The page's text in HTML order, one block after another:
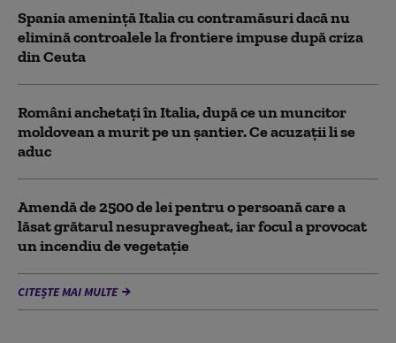
Spania ameninţă Italia cu contramăsuri dacă nu
elimină controalele la frontiere impuse după criza
din Ceuta
Români anchetați în Italia, după ce un muncitor
moldovean a murit pe un șantier. Ce acuzații li se
aduc
Amendă de 2500 de lei pentru o persoană care a
lăsat grătarul nesupravegheat, iar focul a provocat
un incendiu de vegetaţie
CITEȘTE MAI MULTE